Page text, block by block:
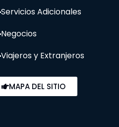
Servicios Adicionales
Negocios
Viajeros y Extranjeros
MAPA DEL SITIO